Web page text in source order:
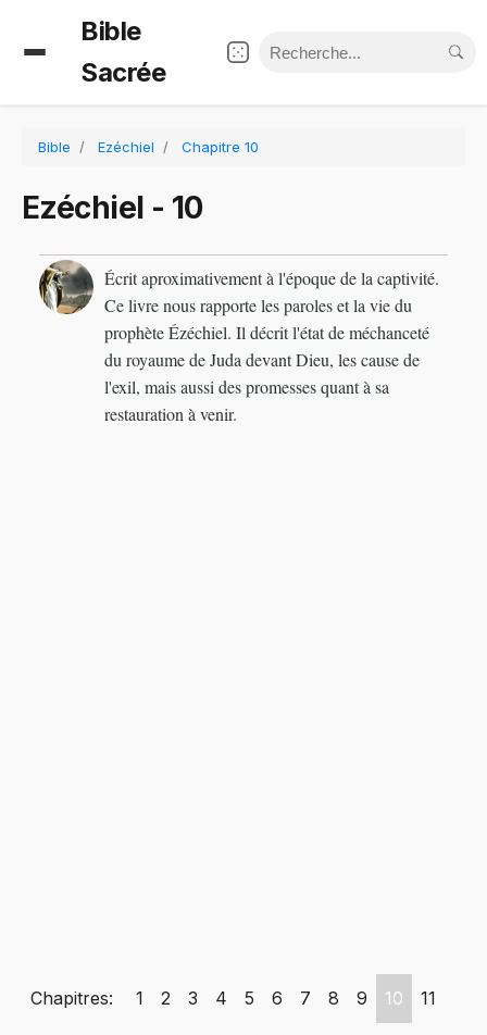
Bible
Sacrée
Bible Ezéchiel Chapitre 10
Ezéchiel - 10
Écrit aproximativement à l'époque de la captivité.
Ce livre nous rapporte les paroles et la vie du
prophète Ézéchiel. Il décrit l'état de méchanceté
du royaume de Juda devant Dieu, les cause de
l'exil, mais aussi des promesses quant à sa
restauration à venir.
Chapitres: 1 2 3 4 5 6 7 8 9 10 11